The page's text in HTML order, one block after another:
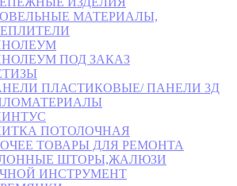
МАТЕРИАЛЫ,
ПОД ЗАКАЗ
ПЛАСТИКОВЫЕ/ ПАНЕЛИ 3Д
ПОТОЛОЧНАЯ
ТОВАРЫ ДЛЯ РЕМОНТА
ШТОРЫ,ЖАЛЮЗИ
ИНСТРУМЕНТ